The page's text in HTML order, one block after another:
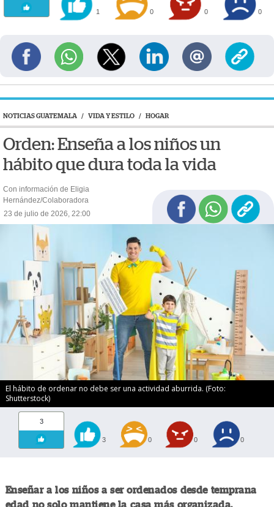
1 0 0 0
NOTICIAS GUATEMALA / VIDA Y ESTILO / HOGAR
Orden: Enseña a los niños un
hábito que dura toda la vida
Con información de Eligia
Hernández/Colaboradora
23 de julio de 2026, 22:00
El hábito de ordenar no debe ser una actividad aburrida. (Foto:
Shutterstock)
3
3 0 0 0
Enseñar a los niños a ser ordenados desde temprana